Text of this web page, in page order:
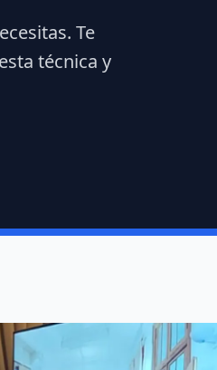
Te
técnica y